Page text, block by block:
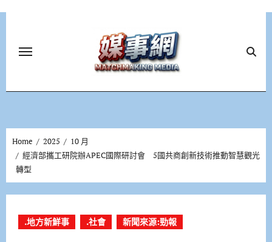
Home 2025
10 月
經濟部攜工研院辦APEC國際研討會 5國共商創新技術推動智慧觀光
轉型
.地方新鮮事 .社會 新聞來源:勁報